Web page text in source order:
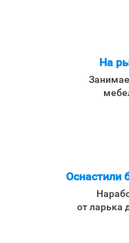
На
Оснастили
от ларька